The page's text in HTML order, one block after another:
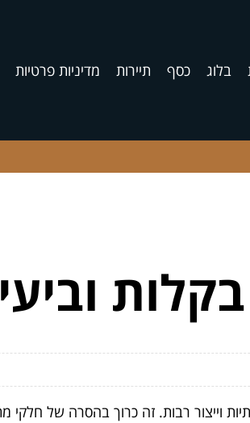
בלוג כסף תיירות מדיניות פרטיות
וייצור רבות. זה כרוך בהסרה של חלקי